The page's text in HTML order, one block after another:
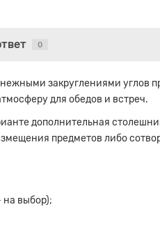
0
закруглениями углов
для обедов и встреч.
дополнительная
предметов либо
выбор);